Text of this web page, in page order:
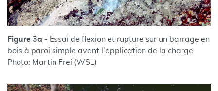
Figure 3a - Essai de flexion et rupture sur un barrage en
bois à paroi simple avant l'application de la charge.
Photo: Martin Frei (WSL)